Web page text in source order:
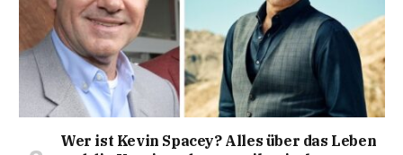
Wer ist Kevin Spacey? Alles über das Leben